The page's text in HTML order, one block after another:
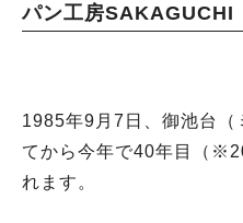
パン工房SAKAGUCHI
1985年9月7日、御池台（
てから今年で40年目（
れます。